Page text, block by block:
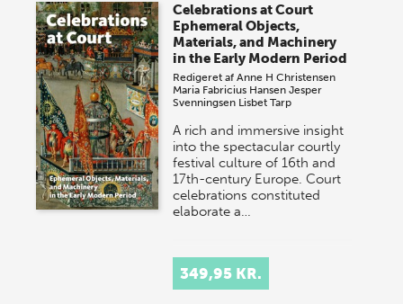
onsdag den 10. j…
Celebrations at Court
Ephemeral Objects,
Materials, and Machinery
in the Early Modern Period
Redigeret afAnne H Christensen
Maria Fabricius Hansen Jesper
Svenningsen Lisbet Tarp
A rich and immersive insight
into the spectacular courtly
festival culture of 16th and
17th-century Europe. Court
celebrations constituted
elaborate a…
349,95 KR.